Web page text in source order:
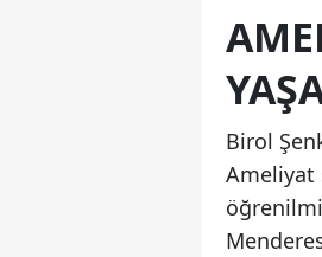
Birol
Ameliyat